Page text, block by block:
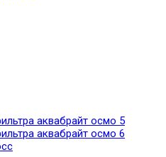
аквабрайт осмо 5
аквабрайт осмо 6